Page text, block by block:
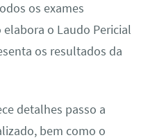
os exames
o Laudo Pericial
os resultados da
detalhes passo a
bem como o